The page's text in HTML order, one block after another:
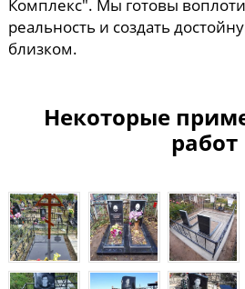
Комплекс". Мы готовы
реальность и создать
близком.
Некоторые
работ